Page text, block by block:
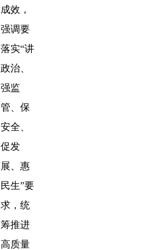
成效，
强调要
落实“讲
政治、
强监
管、保
安全、
促发
展、惠
民生”要
求，统
筹推进
高质量